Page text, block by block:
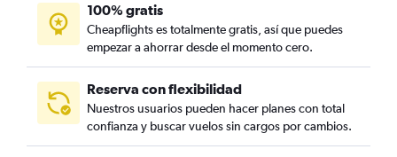
100% gratis
Cheapflights es totalmente gratis, así que puedes
empezar a ahorrar desde el momento cero.
Reserva con flexibilidad
Nuestros usuarios pueden hacer planes con total
confianza y buscar vuelos sin cargos por cambios.